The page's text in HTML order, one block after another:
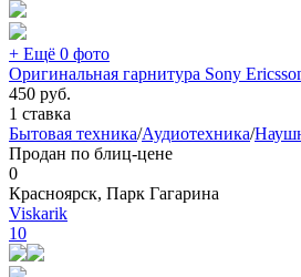
+ Ещё 0 фото
Оригинальная гарнитура Sony
450 руб.
1 ставка
Бытовая техника/Аудиотехника/
Продан по блиц-цене
0
Красноярск, Парк Гагарина
Viskarik
10